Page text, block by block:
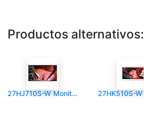
Productos alternativos:
27HJ710S-W Monitor Quirúrgico 27" 4K